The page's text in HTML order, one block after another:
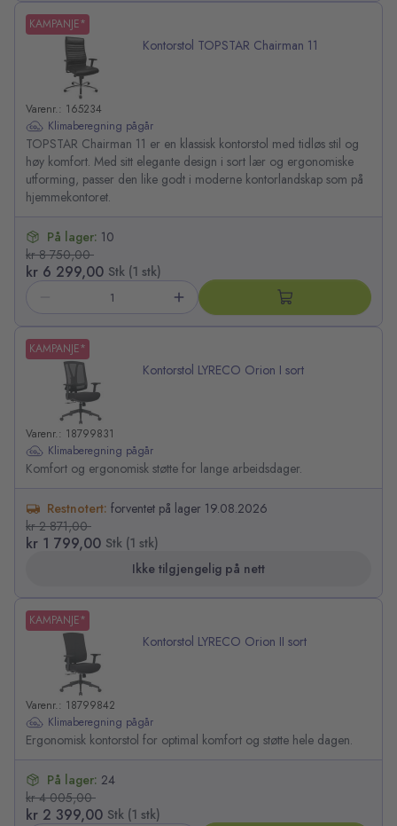
KAMPANJE*
Kontorstol TOPSTAR Chairman 11
Varenr.: 165234
Klimaberegning pågår
TOPSTAR Chairman 11 er en klassisk kontorstol med tidløs stil og
høy komfort. Med sitt elegante design i sort lær og ergonomiske
utforming, passer den like godt i moderne kontorlandskap som på
hjemmekontoret.
kr 8 750,00
kr 6 299,00 Stk (1 stk)
På lager: 10
KAMPANJE*
Kontorstol LYRECO Orion I sort
Varenr.: 18799831
Klimaberegning pågår
Komfort og ergonomisk støtte for lange arbeidsdager.
Ikke tilgjengelig på nett
kr 2 871,00
kr 1 799,00 Stk (1 stk)
Restnotert: forventet på lager 19.08.2026
KAMPANJE*
Kontorstol LYRECO Orion II sort
Varenr.: 18799842
Klimaberegning pågår
Ergonomisk kontorstol for optimal komfort og støtte hele dagen.
kr 4 005,00
kr 2 399,00 Stk (1 stk)
På lager: 24